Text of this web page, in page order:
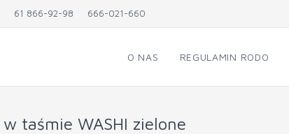
61 866-92-98 666-021-660
O NAS REGULAMIN RODO
taśmie WASHI zielone